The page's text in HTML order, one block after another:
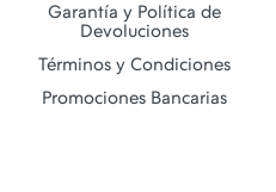
Garantía y Política de
Devoluciones
Términos y Condiciones
Promociones Bancarias